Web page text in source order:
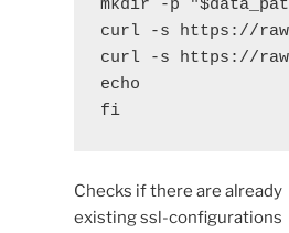
mkdir -p
curl -s https://
curl -s https://
echo
fi
Checks if there are already
existing ssl-configurations